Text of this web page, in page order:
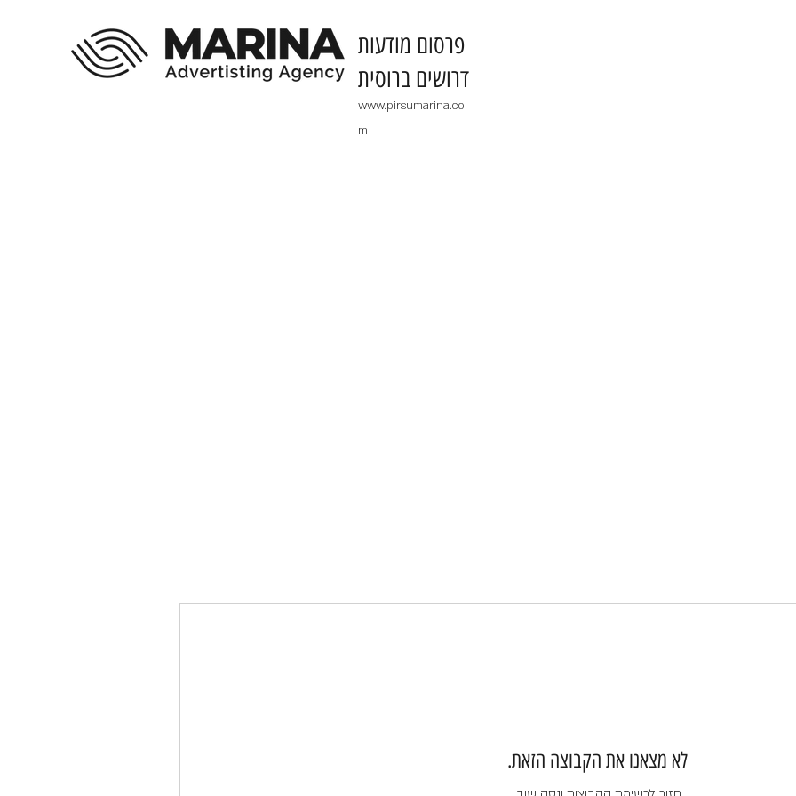
​פרסום מודעות
דרושים ברוסית
www.pirsumarina.co
m
לא מצאנו את הקבוצה הזאת.